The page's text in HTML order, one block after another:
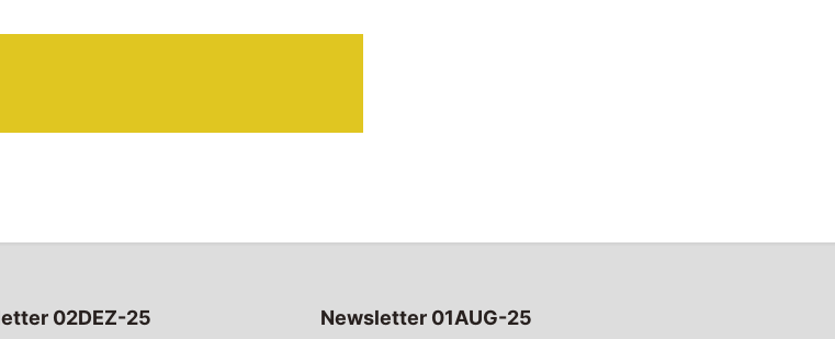
02DEZ-25 Newsletter 01AUG-25